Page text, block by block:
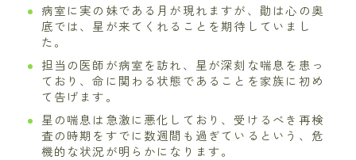
病室に実の妹である月が現れますが、勛は心の奥
底では、星が来てくれることを期待していまし
た。
担当の医師が病室を訪れ、星が深刻な喘息を患っ
ており、命に関わる状態であることを家族に初め
て告げます。
星の喘息は急激に悪化しており、受けるべき再検
査の時期をすでに数週間も過ぎているという、危
機的な状況が明らかになります。